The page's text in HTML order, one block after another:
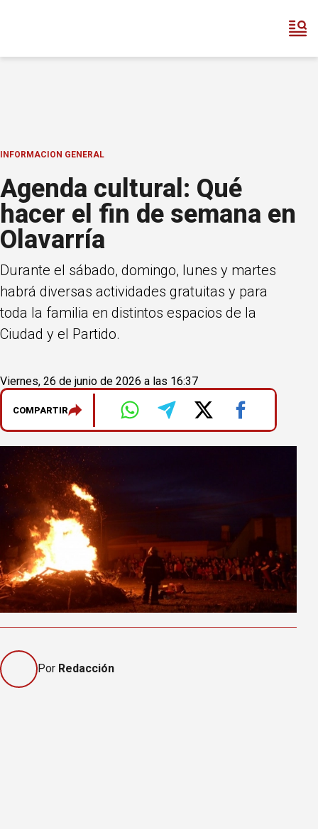
INFORMACION GENERAL
Agenda cultural: Qué
hacer el fin de semana en
Olavarría
Durante el sábado, domingo, lunes y martes
habrá diversas actividades gratuitas y para
toda la familia en distintos espacios de la
Ciudad y el Partido.
Viernes, 26 de junio de 2026 a las 16:37
COMPARTIR
Por Redacción